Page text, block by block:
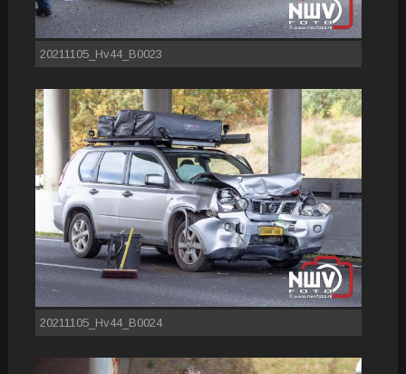
20211105_Hv44_B0023
20211105_Hv44_B0024